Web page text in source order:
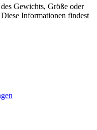
Gewichts, Größe oder
Informationen findest